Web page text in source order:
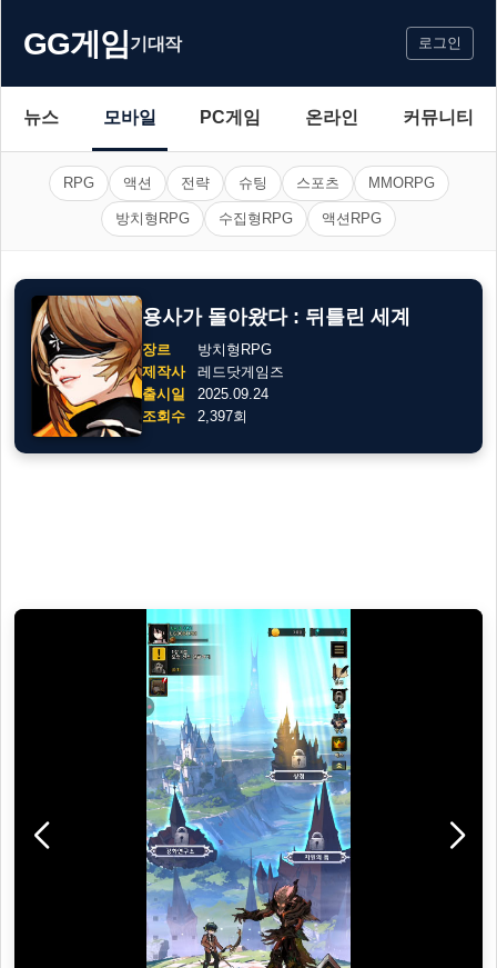
GG게임기대작 로그인
뉴스 모바일 PC게임 온라인 커뮤니티
RPG 액션 전략 슈팅 스포츠 MMORPG
방치형RPG 수집형RPG 액션RPG
용사가 돌아왔다 : 뒤틀린 세계
장르
방치형RPG
제작사
레드닷게임즈
출시일
2025.09.24
조회수
2,397회